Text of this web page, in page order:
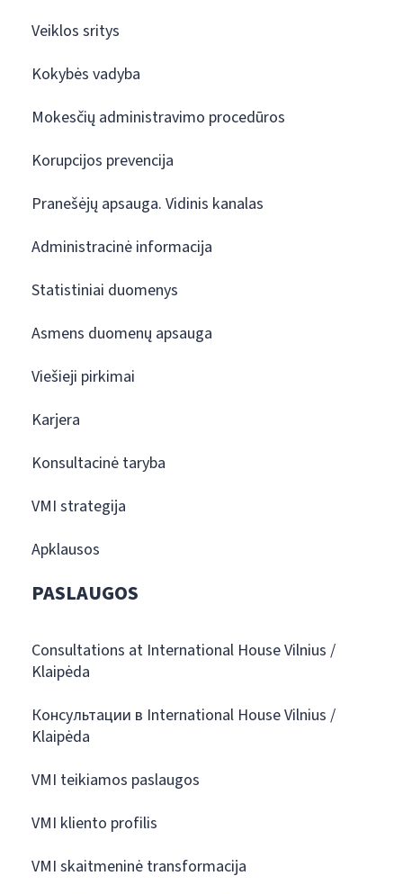
Veiklos sritys
Kokybės vadyba
Mokesčių administravimo procedūros
Korupcijos prevencija
Pranešėjų apsauga. Vidinis kanalas
Administracinė informacija
Statistiniai duomenys
Asmens duomenų apsauga
Viešieji pirkimai
Karjera
Konsultacinė taryba
VMI strategija
Apklausos
PASLAUGOS
Consultations at International House Vilnius /
Klaipėda
Консультации в International House Vilnius /
Klaipėda
VMI teikiamos paslaugos
VMI kliento profilis
VMI skaitmeninė transformacija